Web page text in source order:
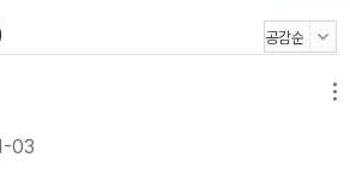
에서 어떻게 활용되고 있는지 현실적인 문제
파를 수신할 때, 병원에서 신장 결석을 제거
한다. 또한 현재 리처드 캐리스 반사경 연구
03